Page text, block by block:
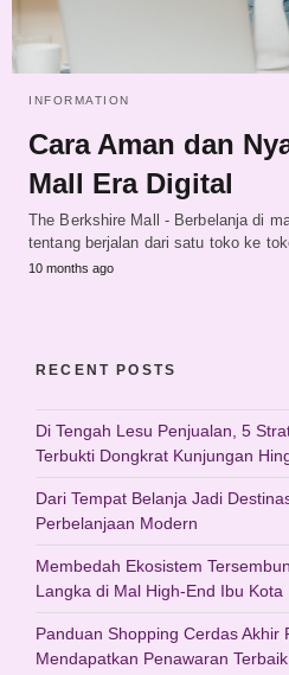
INFORMATION
Cara Aman dan
Mall Era Digital
The Berkshire Mall - Berbelanja di
tentang berjalan dari satu toko ke
10 months ago
RECENT POSTS
Di Tengah Lesu Penjualan, 5
Terbukti Dongkrat Kunjungan
Dari Tempat Belanja Jadi
Perbelanjaan Modern
Membedah Ekosistem
Langka di Mal High-End Ibu Kota
Panduan Shopping Cerdas Akhir
Mendapatkan Penawaran